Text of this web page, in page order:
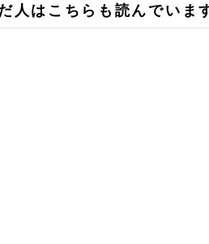
人はこちらも読んでいま